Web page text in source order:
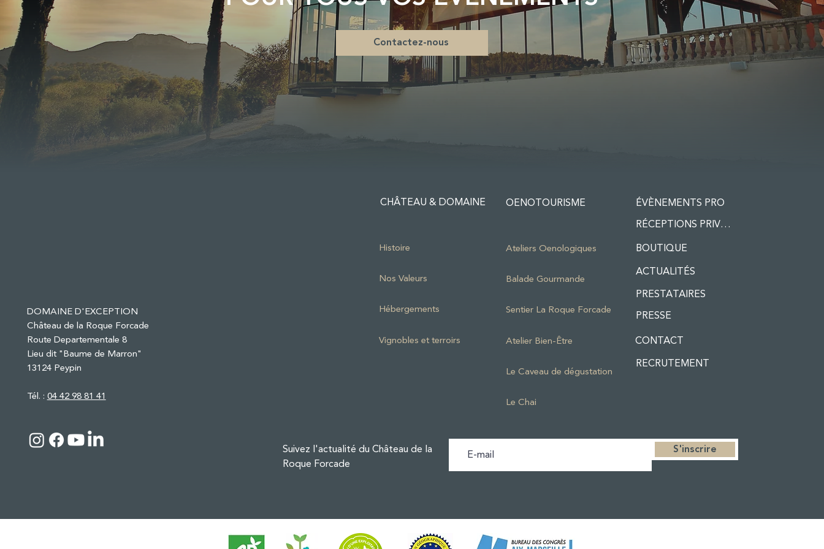
Contactez-nous
DOMAINE D'EXCEPTION
Château de la Roque Forcade
Route Departementale 8
Lieu dit "Baume de Marron"
13124 Peypin
Tél. :04 42 98 81 41
CHÂTEAU & DOMAINE
Histoire
Nos Valeurs
Hébergements
Vignobles et terroirs
OENOTOURISME
Ateliers Oenologiques
Balade Gourmande
Sentier La Roque Forcade
Atelier Bien-Être
Le Caveau de dégustation
Le Chai
ÉVÈNEMENTS PRO
RÉCEPTIONS PRIVÉES
BOUTIQUE
ACTUALITÉS
PRESTATAIRES
PRESSE
CONTACT
RECRUTEMENT
Suivez l'actualité du Château de la
Roque Forcade
S'inscrire